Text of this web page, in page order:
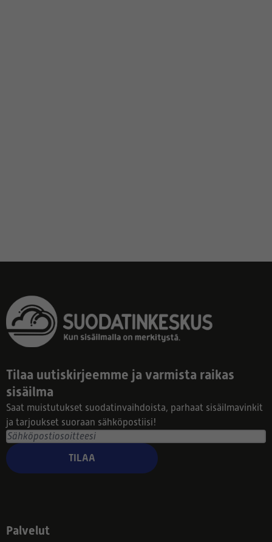
Tilaa uutiskirjeemme ja varmista raikas
sisäilma
Saat muistutukset suodatinvaihdoista, parhaat sisäilmavinkit
ja tarjoukset suoraan sähköpostiisi!
TILAA
Palvelut